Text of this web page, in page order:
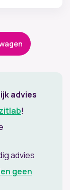
advies
!
advies
geen